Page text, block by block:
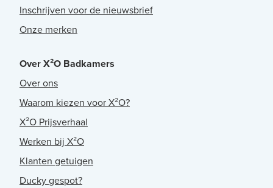
Inschrijven voor de nieuwsbrief
Onze merken
Over X²O Badkamers
Over ons
Waarom kiezen voor X²O?
X²O Prijsverhaal
Werken bij X²O
Klanten getuigen
Ducky gespot?